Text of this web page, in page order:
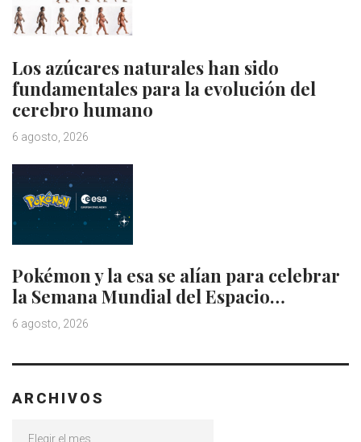
Los azúcares naturales han sido
fundamentales para la evolución del
cerebro humano
6 agosto, 2026
Pokémon y la esa se alían para celebrar
la Semana Mundial del Espacio…
6 agosto, 2026
ARCHIVOS